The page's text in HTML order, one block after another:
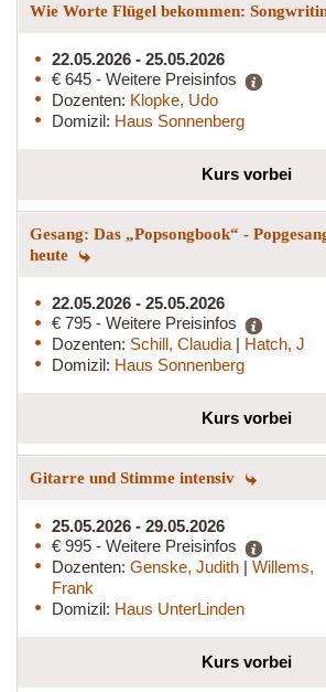
Wie Worte Flügel bekommen:
22.05.2026 - 25.05.2026
€ 645 - Weitere Preisinfos
Dozenten: Klopke, Udo
Domizil: Haus Sonnenberg
Kurs vorbei
Gesang: Das „Popsongbook“ -
heute
22.05.2026 - 25.05.2026
€ 795 - Weitere Preisinfos
Dozenten: Schill, Claudia | Hatch, J
Domizil: Haus Sonnenberg
Kurs vorbei
Gitarre und Stimme intensiv
25.05.2026 - 29.05.2026
€ 995 - Weitere Preisinfos
Dozenten: Genske, Judith | Willems,
Frank
Domizil: Haus UnterLinden
Kurs vorbei